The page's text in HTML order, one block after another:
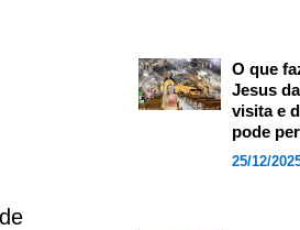
O que
Jesus
visita e
pode
25/12/